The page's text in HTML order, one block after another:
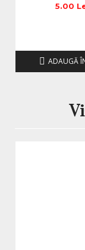
5.00
ADAUGĂ